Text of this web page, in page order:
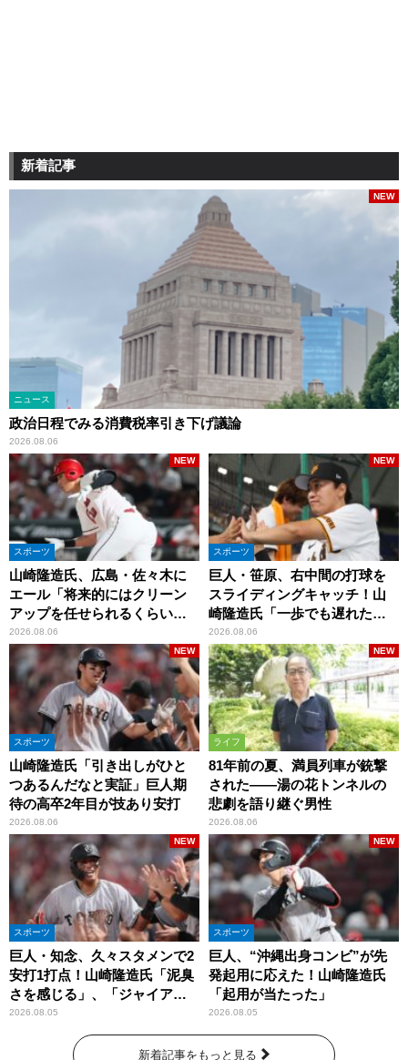
新着記事
ニュース
政治日程でみる消費税率引き下げ議論
2026.08.06
NEW
スポーツ
山崎隆造氏、広島・佐々木に
エール「将来的にはクリーン
アップを任せられるくらいま
では成長して」
2026.08.06
NEW
スポーツ
巨人・笹原、右中間の打球を
スライディングキャッチ！山
崎隆造氏「一歩でも遅れた
ら…」
2026.08.06
NEW
スポーツ
山崎隆造氏「引き出しがひと
つあるんだなと実証」巨人期
待の高卒2年目が技あり安打
2026.08.06
NEW
ライフ
81年前の夏、満員列車が銃撃
された――湯の花トンネルの
悲劇を語り継ぐ男性
2026.08.06
NEW
スポーツ
巨人・知念、久々スタメンで2
安打1打点！山崎隆造氏「泥臭
さを感じる」、「ジャイアン
ツには少ないタイプ」
2026.08.05
NEW
スポーツ
巨人、“沖縄出身コンビ”が先
発起用に応えた！山崎隆造氏
「起用が当たった」
2026.08.05
NEW
新着記事をもっと見る